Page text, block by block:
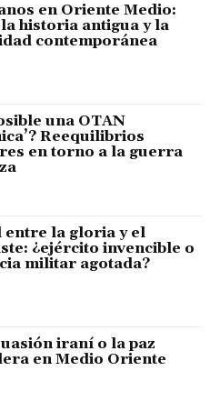
en Oriente Medio:
historia antigua y la
contemporánea
una OTAN
Reequilibrios
en torno a la guerra
entre la gloria y el
¿ejército invencible o
militar agotada?
iraní o la paz
en Medio Oriente